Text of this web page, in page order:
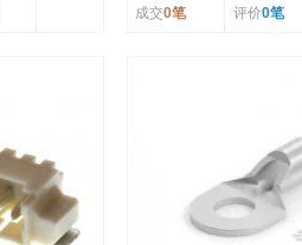
成交0笔 评价0笔